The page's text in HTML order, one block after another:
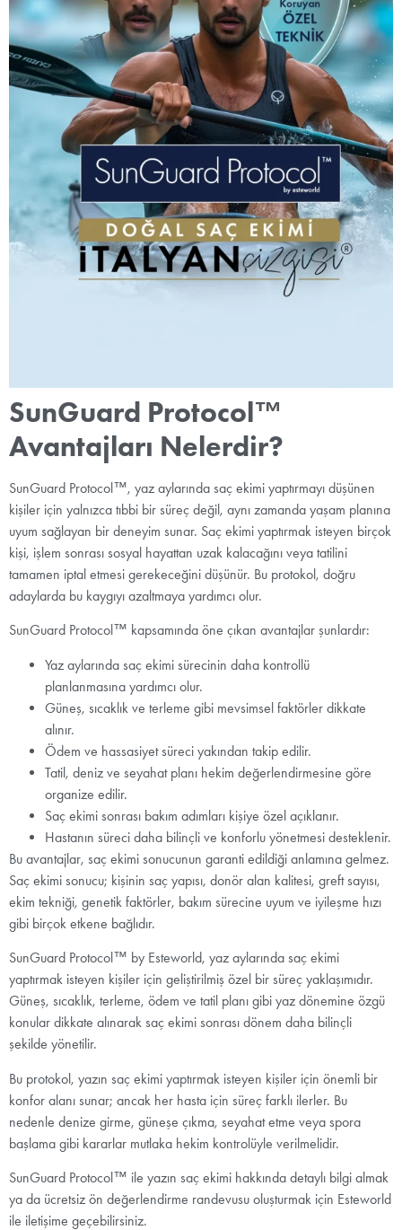
SunGuard Protocol™
Avantajları Nelerdir?
SunGuard Protocol™, yaz aylarında saç ekimi yaptırmayı düşünen
kişiler için yalnızca tıbbi bir süreç değil, aynı zamanda yaşam planına
uyum sağlayan bir deneyim sunar. Saç ekimi yaptırmak isteyen birçok
kişi, işlem sonrası sosyal hayattan uzak kalacağını veya tatilini
tamamen iptal etmesi gerekeceğini düşünür. Bu protokol, doğru
adaylarda bu kaygıyı azaltmaya yardımcı olur.
SunGuard Protocol™ kapsamında öne çıkan avantajlar şunlardır:
Yaz aylarında saç ekimi sürecinin daha kontrollü
planlanmasına yardımcı olur.
Güneş, sıcaklık ve terleme gibi mevsimsel faktörler dikkate
alınır.
Ödem ve hassasiyet süreci yakından takip edilir.
Tatil, deniz ve seyahat planı hekim değerlendirmesine göre
organize edilir.
Saç ekimi sonrası bakım adımları kişiye özel açıklanır.
Hastanın süreci daha bilinçli ve konforlu yönetmesi desteklenir.
Bu avantajlar, saç ekimi sonucunun garanti edildiği anlamına gelmez.
Saç ekimi sonucu; kişinin saç yapısı, donör alan kalitesi, greft sayısı,
ekim tekniği, genetik faktörler, bakım sürecine uyum ve iyileşme hızı
gibi birçok etkene bağlıdır.
SunGuard Protocol™ by Esteworld, yaz aylarında saç ekimi
yaptırmak isteyen kişiler için geliştirilmiş özel bir süreç yaklaşımıdır.
Güneş, sıcaklık, terleme, ödem ve tatil planı gibi yaz dönemine özgü
konular dikkate alınarak saç ekimi sonrası dönem daha bilinçli
şekilde yönetilir.
Bu protokol, yazın saç ekimi yaptırmak isteyen kişiler için önemli bir
konfor alanı sunar; ancak her hasta için süreç farklı ilerler. Bu
nedenle denize girme, güneşe çıkma, seyahat etme veya spora
başlama gibi kararlar mutlaka hekim kontrolüyle verilmelidir.
SunGuard Protocol™ ile yazın saç ekimi hakkında detaylı bilgi almak
ya da ücretsiz ön değerlendirme randevusu oluşturmak için Esteworld
ile iletişime geçebilirsiniz.